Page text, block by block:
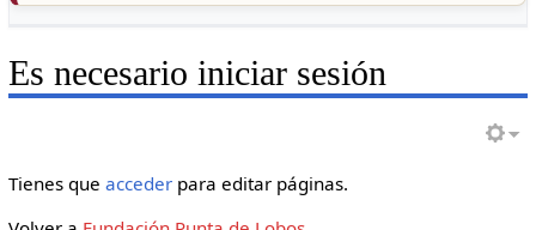
Es necesario iniciar sesión
Tienes que accederpara editar páginas.